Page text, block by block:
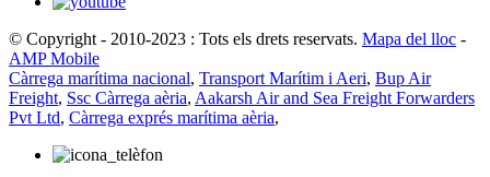
© Copyright - 2010-2023 : Tots els drets reservats. Mapa del lloc -
AMP Mobile
Càrrega marítima nacional, Transport Marítim i Aeri, Bup Air
Freight, Ssc Càrrega aèria, Aakarsh Air and Sea Freight Forwarders
Pvt Ltd, Càrrega exprés marítima aèria,